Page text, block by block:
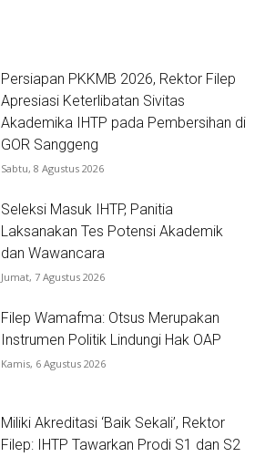
Persiapan PKKMB 2026, Rektor Filep
Apresiasi Keterlibatan Sivitas
Akademika IHTP pada Pembersihan di
GOR Sanggeng
Sabtu, 8 Agustus 2026
Seleksi Masuk IHTP, Panitia
Laksanakan Tes Potensi Akademik
dan Wawancara
Jumat, 7 Agustus 2026
Filep Wamafma: Otsus Merupakan
Instrumen Politik Lindungi Hak OAP
Kamis, 6 Agustus 2026
Miliki Akreditasi ‘Baik Sekali’, Rektor
Filep: IHTP Tawarkan Prodi S1 dan S2